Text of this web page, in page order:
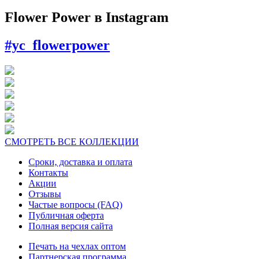
Flower Power в Instagram
#yc_flowerpower
СМОТРЕТЬ ВСЕ КОЛЛЕКЦИИ
Сроки, доставка и оплата
Контакты
Акции
Отзывы
Частые вопросы (FAQ)
Публичная оферта
Полная версия сайта
Печать на чехлах оптом
Партнерская программа